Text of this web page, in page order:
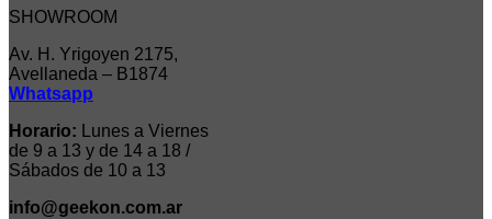
SHOWROOM
Av. H. Yrigoyen 2175,
Avellaneda – B1874
Whatsapp
Horario: Lunes a Viernes
de 9 a 13 y de 14 a 18 /
Sábados de 10 a 13
info@geekon.com.ar